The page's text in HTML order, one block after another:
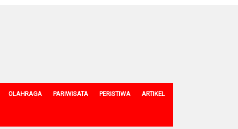
OLAHRAGA PARIWISATA PERISTIWA ARTIKEL